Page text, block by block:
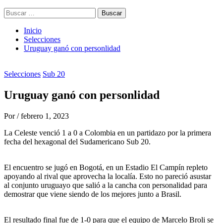
Buscar:
Inicio
Selecciones
Uruguay ganó con personlidad
Selecciones Sub 20
Uruguay ganó con personlidad
Por / febrero 1, 2023
La Celeste venció 1 a 0 a Colombia en un partidazo por la primera
fecha del hexagonal del Sudamericano Sub 20.
El encuentro se jugó en Bogotá, en un Estadio El Campín repleto
apoyando al rival que aprovecha la localía. Esto no pareció asustar
al conjunto uruguayo que salió a la cancha con personalidad para
demostrar que viene siendo de los mejores junto a Brasil.
El resultado final fue de 1-0 para que el equipo de Marcelo Broli se